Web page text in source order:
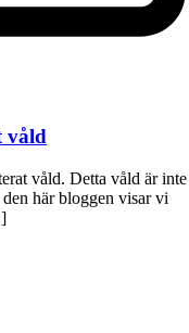
våld
våld. Detta våld är inte
här bloggen visar vi